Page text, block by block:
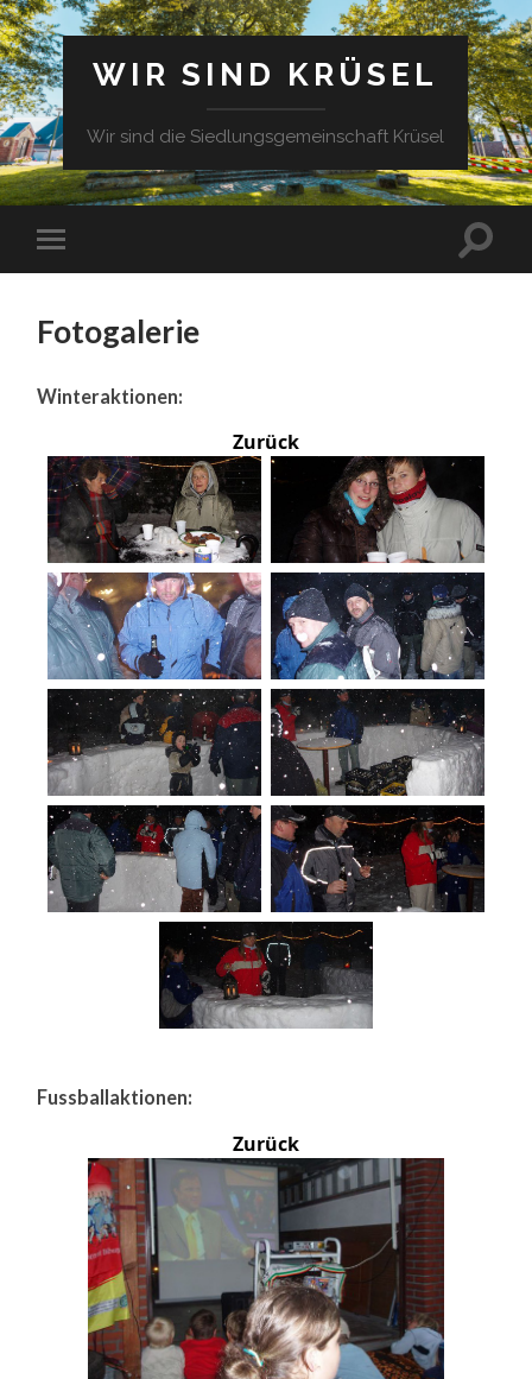
WIR SIND KRÜSEL
Wir sind die Siedlungsgemeinschaft Krüsel
Fotogalerie
Winteraktionen:
Zurück
Fussballaktionen:
Zurück